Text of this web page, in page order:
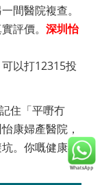
間醫院複查。
評價。 深圳怡
以打12315投
住「平嘢冇
康婦產醫院，
。你嘅健康与